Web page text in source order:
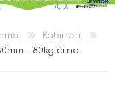
Kabineti
- 80kg črna